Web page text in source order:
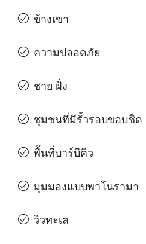
ข้างเขา
ความปลอดภัย
ชาย ฝั่ง
ชุมชนที่มีรั้วรอบขอบชิด
พื้นที่บาร์บีคิว
มุมมองแบบพาโนรามา
วิวทะเล